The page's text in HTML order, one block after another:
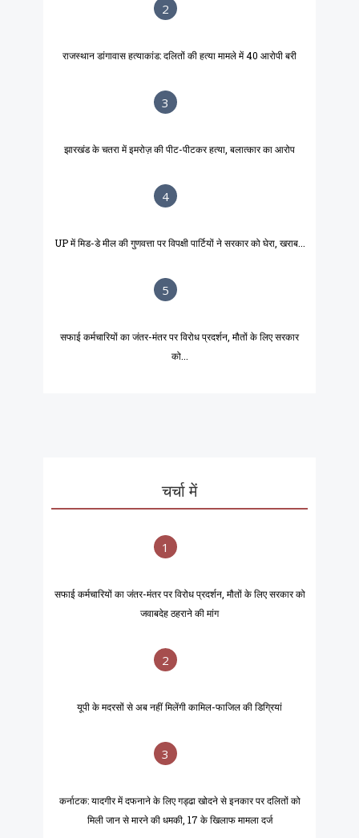
2
राजस्थान डांगावास हत्याकांड: दलितों की हत्या मामले में 40 आरोपी बरी
3
झारखंड के चतरा में इमरोज़ की पीट-पीटकर हत्या, बलात्कार का आरोप
4
UP में मिड-डे मील की गुणवत्ता पर विपक्षी पार्टियों ने सरकार को घेरा, खराब...
5
सफाई कर्मचारियों का जंतर-मंतर पर विरोध प्रदर्शन, मौतों के लिए सरकार
को...
चर्चा में
1
सफाई कर्मचारियों का जंतर-मंतर पर विरोध प्रदर्शन, मौतों के लिए सरकार को
जवाबदेह ठहराने की मांग
2
यूपी के मदरसों से अब नहीं मिलेंगी कामिल-फाजिल की डिग्रियां
3
कर्नाटक: यादगीर में दफनाने के लिए गड्ढा खोदने से इनकार पर दलितों को
मिली जान से मारने की धमकी, 17 के खिलाफ मामला दर्ज